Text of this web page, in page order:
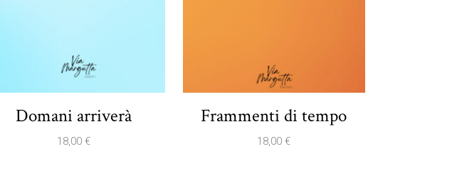
Domani arriverà
18,00€
Frammenti di tempo
18,00€